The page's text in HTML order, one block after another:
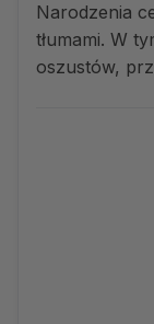
Narodzenia
tłumami. W
oszustów,